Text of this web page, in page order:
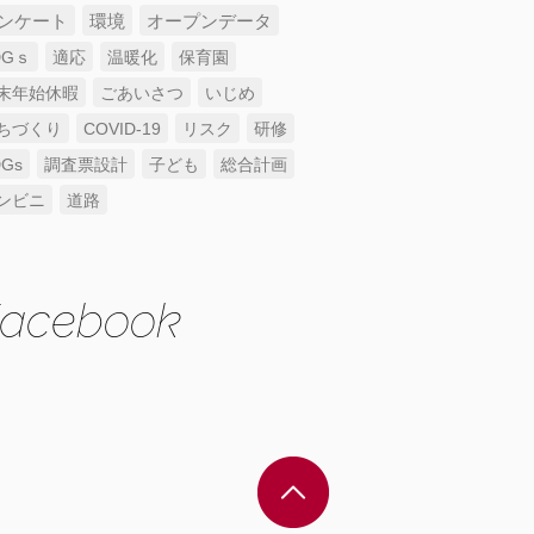
ケート
環境
オープンデータ
ｓ
適応 温暖化
保育園
年始休暇
ごあいさつ
いじめ
づくり
COVID-19 リスク
研修
調査票設計 子ども
総合計画
ビニ
道路